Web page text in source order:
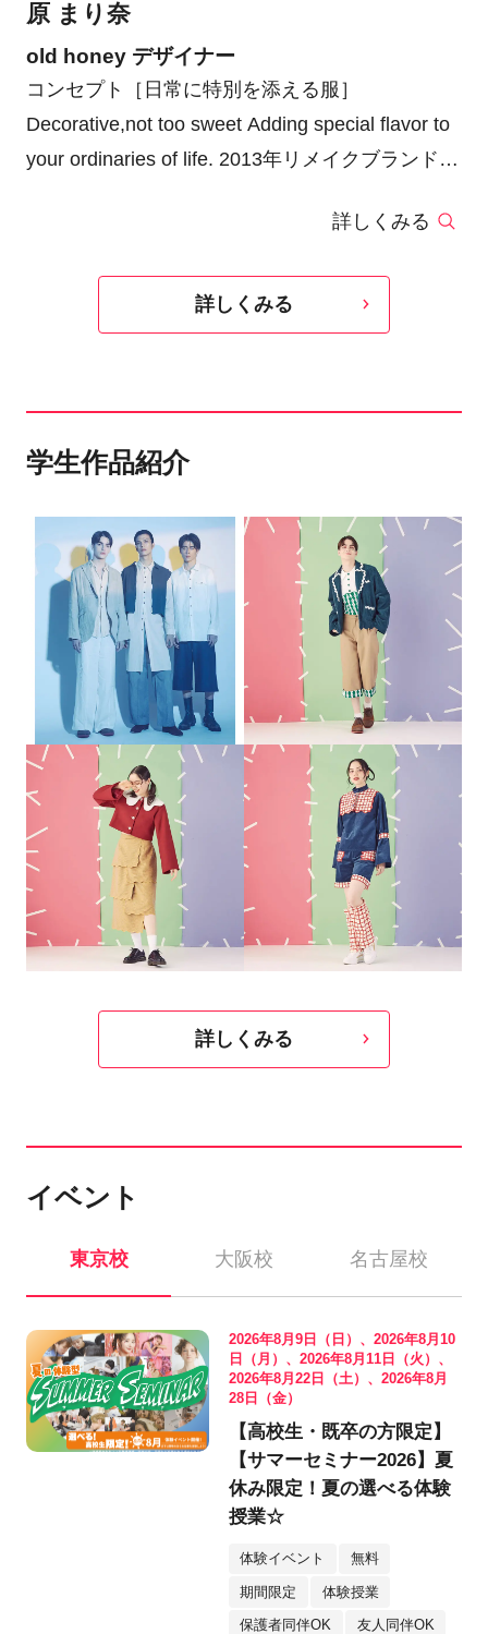
原 まり奈
old honey デザイナー
コンセプト［日常に特別を添える服］
Decorative,not too sweet Adding special flavor to
your ordinaries of life. 2013年リメイクブランドと
collection 発表や衣装制作の経験を経て、2016年
への展開を中心に活動中。
詳しくみる
詳しくみる
学生作品紹介
詳しくみる
イベント
東京校 大阪校 名古屋校
2026年8月9日（日）、2026年8月10
日（月）、2026年8月11日（火）、
2026年8月22日（土）、2026年8月
28日（金）
【高校生・既卒の方限定】
【サマーセミナー2026】夏
休み限定！夏の選べる体験
授業☆
体験イベント 無料
期間限定 体験授業
保護者同伴OK 友人同伴OK